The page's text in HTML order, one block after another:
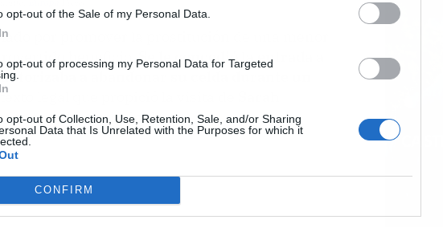
opt-out of the Sale of my Personal Data.
opt-out of processing my Personal Data for Targeted
opt-out of Collection, Use, Retention, Sale, and/or Sharing
Data that Is Unrelated with the Purposes for which it
CONFIRM
por promover la prostitución de una menor
beneficio.Se le concedió la entrada a
a abandonar su celda durante un
legal que propició la visita de
tapadera criminal.